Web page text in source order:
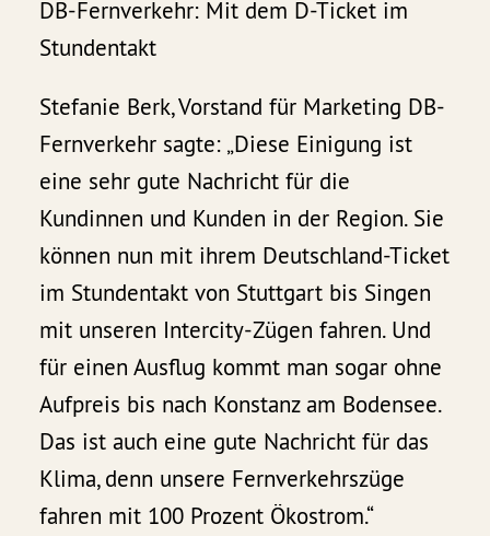
DB-Fernverkehr: Mit dem D-Ticket im
Stundentakt
Stefanie Berk, Vorstand für Marketing DB-
Fernverkehr sagte: „Diese Einigung ist
eine sehr gute Nachricht für die
Kundinnen und Kunden in der Region. Sie
können nun mit ihrem Deutschland-Ticket
im Stundentakt von Stuttgart bis Singen
mit unseren Intercity-Zügen fahren. Und
für einen Ausflug kommt man sogar ohne
Aufpreis bis nach Konstanz am Bodensee.
Das ist auch eine gute Nachricht für das
Klima, denn unsere Fernverkehrszüge
fahren mit 100 Prozent Ökostrom.“